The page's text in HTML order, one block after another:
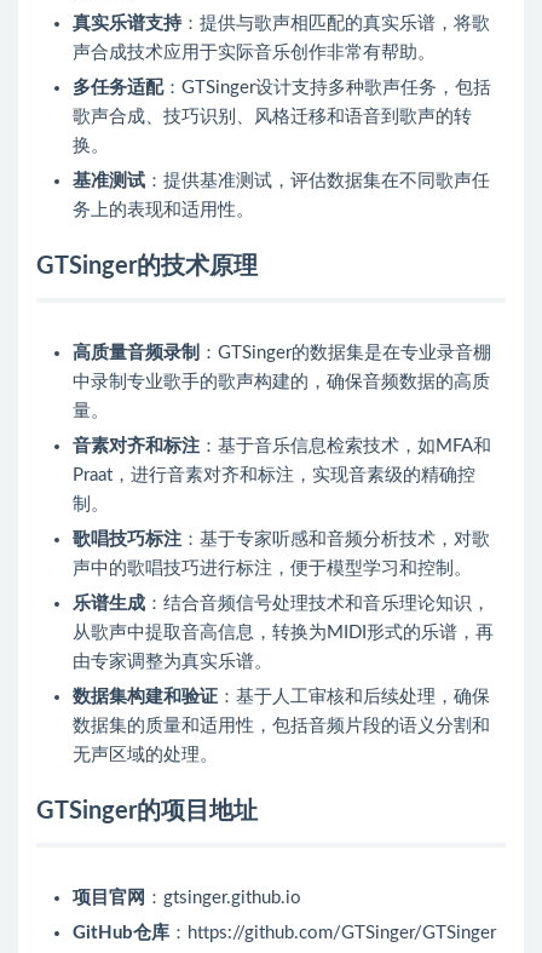
真实乐谱支持：提供与歌声相匹配的真实乐谱，将歌
声合成技术应用于实际音乐创作非常有帮助。
多任务适配：GTSinger设计支持多种歌声任务，包括
歌声合成、技巧识别、风格迁移和语音到歌声的转
换。
基准测试 ：提供基准测试，评估数据集在不同歌声任
务上的表现和适用性。
GTSinger的技术原理
高质量音频录制 ：GTSinger的数据集是在专业录音棚
中录制专业歌手的歌声构建的，确保音频数据的高质
量。
音素对齐和标注 ：基于音乐信息检索技术，如MFA和
Praat，进行音素对齐和标注，实现音素级的精确控
制。
歌唱技巧标注 ：基于专家听感和音频分析技术，对歌
声中的歌唱技巧进行标注，便于模型学习和控制。
乐谱生成 ：结合音频信号处理技术和音乐理论知识，
从歌声中提取音高信息，转换为MIDI形式的乐谱，再
由专家调整为真实乐谱。
数据集构建和验证 ：基于人工审核和后续处理，确保
数据集的质量和适用性，包括音频片段的语义分割和
无声区域的处理。
GTSinger的项目地址
项目官网 ：gtsinger.github.io
GitHub仓库 ：https://github.com/GTSinger/GTSinger